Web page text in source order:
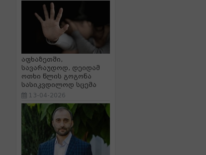
აფხაზეთში,
სავარაუდოდ, დეიდამ
ოთხი წლის გოგონა
სასიკვდილოდ სცემა
13-04-2026